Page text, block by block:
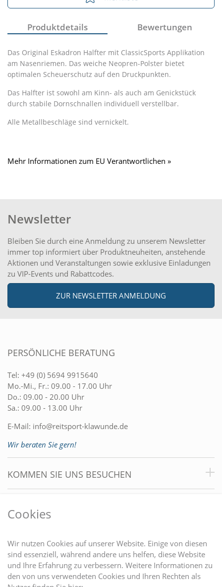
Produktdetails Bewertungen
Das Original Eskadron Halfter mit ClassicSports Applikation
am Nasenriemen. Das weiche Neopren-Polster bietet
optimalen Scheuerschutz auf den Druckpunkten.
Das Halfter ist sowohl am Kinn- als auch am Genickstück
durch stabile Dornschnallen individuell verstellbar.
Alle Metallbeschläge sind vernickelt.
Mehr Informationen zum EU Verantwortlichen »
Newsletter
Bleiben Sie durch eine Anmeldung zu unserem Newsletter
immer top informiert über Produktneuheiten, anstehende
Aktionen und Veranstaltungen sowie exklusive Einladungen
zu VIP-Events und Rabattcodes.
ZUR NEWSLETTER ANMELDUNG
PERSÖNLICHE BERATUNG
Tel: +49 (0) 5694 9915640
Mo.-Mi., Fr.: 09.00 - 17.00 Uhr
Do.: 09.00 - 20.00 Uhr
Sa.: 09.00 - 13.00 Uhr
E-Mail: info@reitsport-klawunde.de
Wir beraten Sie gern!
KOMMEN SIE UNS BESUCHEN
EINKAUFEN
Cookies
Wir nutzen Cookies auf unserer Website. Einige von diesen
sind essenziell, während andere uns helfen, diese Website
und Ihre Erfahrung zu verbessern. Weitere Informationen zu
den von uns verwendeten Cookies und Ihren Rechten als